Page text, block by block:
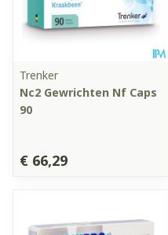
Trenker
Nc2 Gewrichten Nf Caps
90
€ 66,29